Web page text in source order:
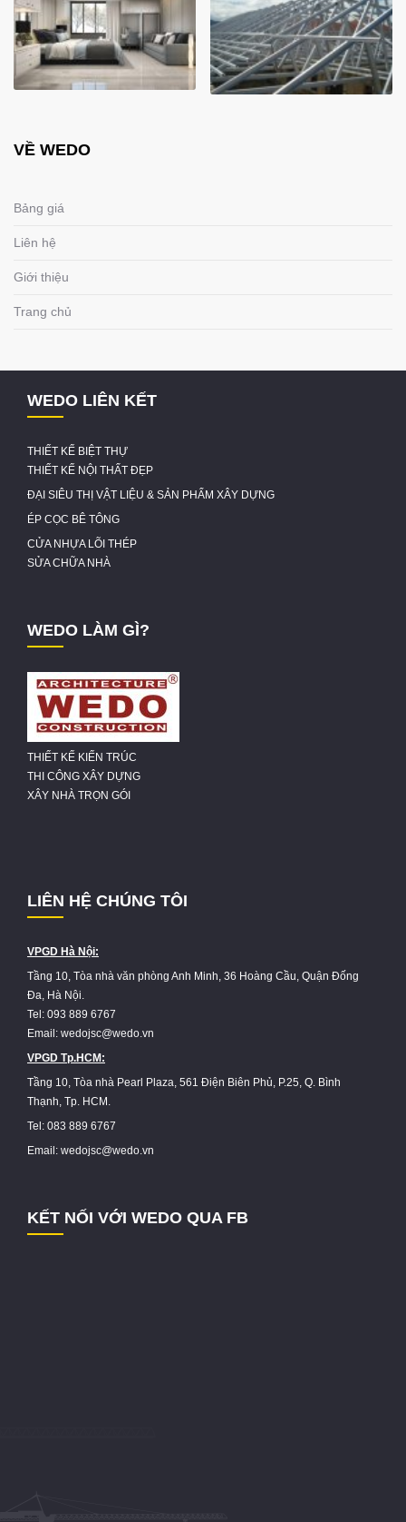
VỀ WEDO
Bảng giá
Liên hệ
Giới thiệu
Trang chủ
WEDO LIÊN KẾT
THIẾT KẾ BIỆT THỰ
THIẾT KẾ NỘI THẤT ĐẸP
ĐẠI SIÊU THỊ VẬT LIỆU & SẢN PHẨM XÂY DỰNG
ÉP CỌC BÊ TÔNG
CỬA NHỰA LÕI THÉP
SỬA CHỮA NHÀ
WEDO LÀM GÌ?
THIẾT KẾ KIẾN TRÚC
THI CÔNG XÂY DỰNG
XÂY NHÀ TRỌN GÓI
LIÊN HỆ CHÚNG TÔI
VPGD Hà Nội:
Tầng 10, Tòa nhà văn phòng Anh Minh, 36 Hoàng Cầu, Quận Đống
Đa, Hà Nội.
Tel: 093 889 6767
Email: wedojsc@wedo.vn
VPGD Tp.HCM:
Tầng 10, Tòa nhà Pearl Plaza, 561 Điện Biên Phủ, P.25, Q. Bình
Thạnh, Tp. HCM.
Tel: 083 889 6767
Email: wedojsc@wedo.vn
KẾT NỐI VỚI WEDO QUA FB